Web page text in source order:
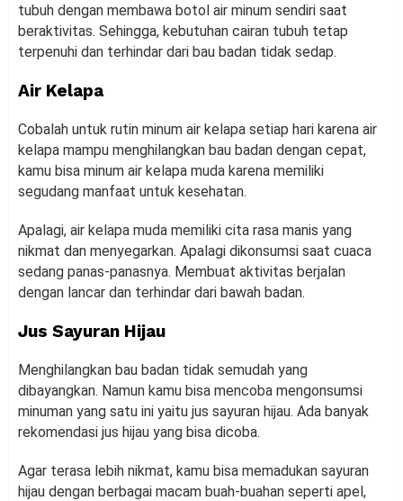
tubuh dengan membawa botol air minum sendiri saat
beraktivitas. Sehingga, kebutuhan cairan tubuh tetap
terpenuhi dan terhindar dari bau badan tidak sedap.
Air Kelapa
Cobalah untuk rutin minum air kelapa setiap hari karena air
kelapa mampu menghilangkan bau badan dengan cepat,
kamu bisa minum air kelapa muda karena memiliki
segudang manfaat untuk kesehatan.
Apalagi, air kelapa muda memiliki cita rasa manis yang
nikmat dan menyegarkan. Apalagi dikonsumsi saat cuaca
sedang panas-panasnya. Membuat aktivitas berjalan
dengan lancar dan terhindar dari bawah badan.
Jus Sayuran Hijau
Menghilangkan bau badan tidak semudah yang
dibayangkan. Namun kamu bisa mencoba mengonsumsi
minuman yang satu ini yaitu jus sayuran hijau. Ada banyak
rekomendasi jus hijau yang bisa dicoba.
Agar terasa lebih nikmat, kamu bisa memadukan sayuran
hijau dengan berbagai macam buah-buahan seperti apel,